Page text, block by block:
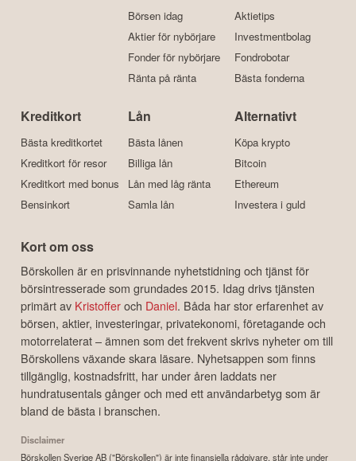
Börsen idag
Aktier för nybörjare
Fonder för nybörjare
Ränta på ränta
Aktietips
Investmentbolag
Fondrobotar
Bästa fonderna
Kreditkort
Bästa kreditkortet
Kreditkort för resor
Kreditkort med bonus
Bensinkort
Lån
Bästa lånen
Billiga lån
Lån med låg ränta
Samla lån
Alternativt
Köpa krypto
Bitcoin
Ethereum
Investera i guld
Kort om oss
Börskollen är en prisvinnande nyhetstidning och tjänst för
börsintresserade som grundades 2015. Idag drivs tjänsten
primärt av Kristofferoch Daniel. Båda har stor erfarenhet av
börsen, aktier, investeringar, privatekonomi, företagande och
motorrelaterat – ämnen som det frekvent skrivs nyheter om till
Börskollens växande skara läsare. Nyhetsappen som finns
tillgänglig, kostnadsfritt, har under åren laddats ner
hundratusentals gånger och med ett användarbetyg som är
bland de bästa i branschen.
Disclaimer
Börskollen Sverige AB ("Börskollen") är inte finansiella rådgivare, står inte under